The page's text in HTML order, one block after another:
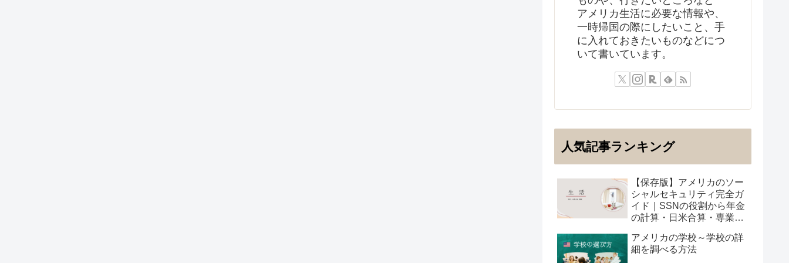
アメリカ生活に必要な情報や、
一時帰国の際にしたいこと、手
に入れておきたいものなどにつ
いて書いています。
人気記事ランキング
【保存版】アメリカのソー
シャルセキュリティ完全ガ
イド｜SSNの役割から年金
の計算・日米合算・専業主
アメリカの学校～学校の詳
細を調べる方法